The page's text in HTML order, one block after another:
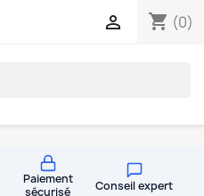
shopping_cart (0)

Paiement
sécurisé
Conseil expert